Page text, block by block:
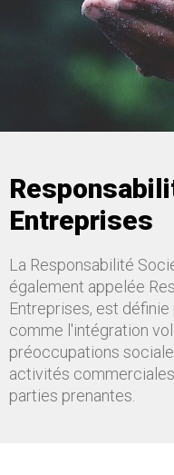
Entreprises
La Responsabilité
également appelée
Entreprises, est
comme l'intégration
préoccupations
activités
parties prenantes.